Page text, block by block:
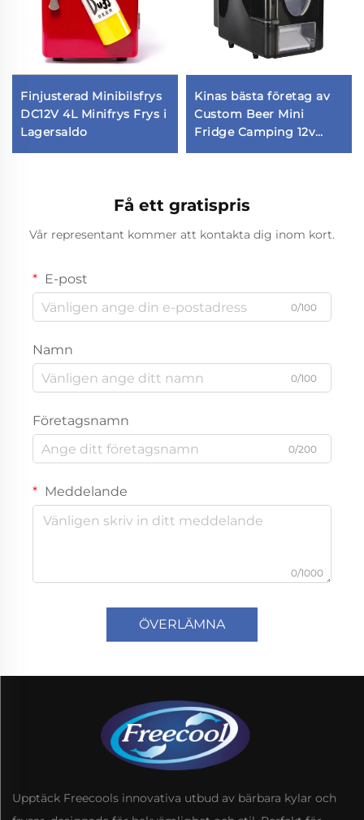
Finjusterad Minibilsfrys
DC12V 4L Minifrys Frys i
Lagersaldo
Kinas bästa företag av
Custom Beer Mini
Fridge Camping 12v
Kylskåp Bil Kylskåp
Få ett gratispris
Vår representant kommer att kontakta dig inom kort.
E-post
0/100
Namn
0/100
Företagsnamn
0/200
Meddelande
0/1000
ÖVERLÄMNA
Upptäck Freecools innovativa utbud av bärbara kylar och